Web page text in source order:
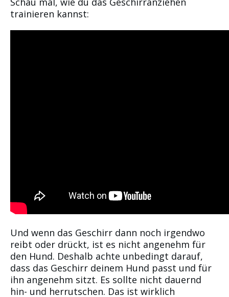
trainieren kannst:
Und wenn das Geschirr dann noch irgendwo
reibt oder drückt, ist es nicht angenehm für
den Hund. Deshalb achte unbedingt darauf,
dass das Geschirr deinem Hund passt und für
ihn angenehm sitzt. Es sollte nicht dauernd
hin- und herrutschen. Das ist wirklich